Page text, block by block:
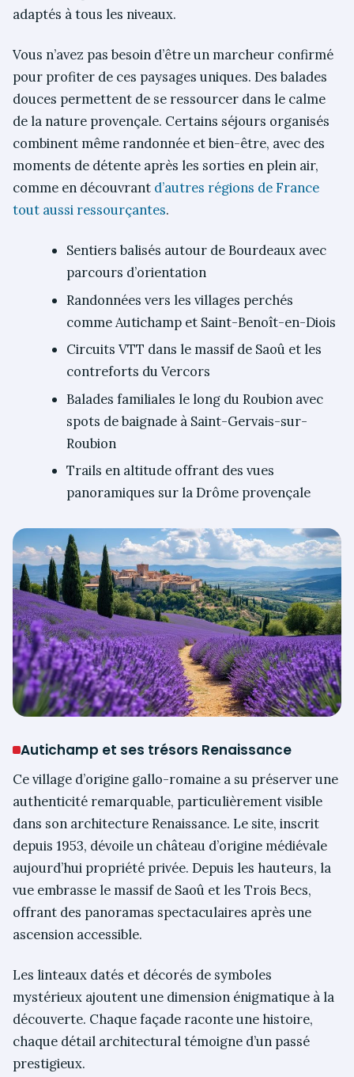
adaptés à tous les niveaux.
Vous n’avez pas besoin d’être un marcheur confirmé
pour profiter de ces paysages uniques. Des balades
douces permettent de se ressourcer dans le calme
de la nature provençale. Certains séjours organisés
combinent même randonnée et bien-être, avec des
moments de détente après les sorties en plein air,
comme en découvrant d’autres régions de France
tout aussi ressourçantes.
Sentiers balisés autour de Bourdeaux avec
parcours d’orientation
Randonnées vers les villages perchés
comme Autichamp et Saint-Benoît-en-Diois
Circuits VTT dans le massif de Saoû et les
contreforts du Vercors
Balades familiales le long du Roubion avec
spots de baignade à Saint-Gervais-sur-
Roubion
Trails en altitude offrant des vues
panoramiques sur la Drôme provençale
Autichamp et ses trésors Renaissance
Ce village d’origine gallo-romaine a su préserver une
authenticité remarquable, particulièrement visible
dans son architecture Renaissance. Le site, inscrit
depuis 1953, dévoile un château d’origine médiévale
aujourd’hui propriété privée. Depuis les hauteurs, la
vue embrasse le massif de Saoû et les Trois Becs,
offrant des panoramas spectaculaires après une
ascension accessible.
Les linteaux datés et décorés de symboles
mystérieux ajoutent une dimension énigmatique à la
découverte. Chaque façade raconte une histoire,
chaque détail architectural témoigne d’un passé
prestigieux.